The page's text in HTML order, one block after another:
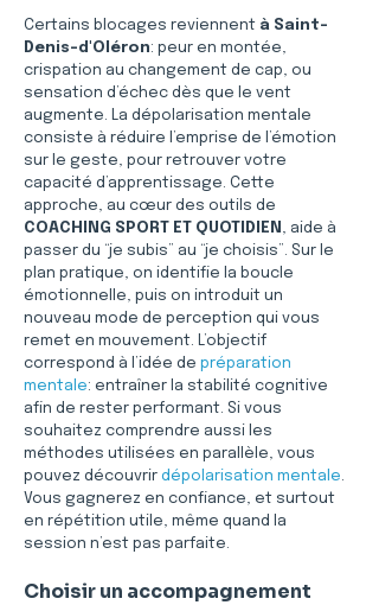
Certains blocages reviennent à Saint-
Denis-d'Oléron: peur en montée,
crispation au changement de cap, ou
sensation d’échec dès que le vent
augmente. La dépolarisation mentale
consiste à réduire l’emprise de l’émotion
sur le geste, pour retrouver votre
capacité d’apprentissage. Cette
approche, au cœur des outils de
COACHING SPORT ET QUOTIDIEN , aide à
passer du “je subis” au “je choisis”. Sur le
plan pratique, on identifie la boucle
émotionnelle, puis on introduit un
nouveau mode de perception qui vous
remet en mouvement. L’objectif
correspond à l’idée de préparation
mentale: entraîner la stabilité cognitive
afin de rester performant. Si vous
souhaitez comprendre aussi les
méthodes utilisées en parallèle, vous
pouvez découvrir dépolarisation mentale.
Vous gagnerez en confiance, et surtout
en répétition utile, même quand la
session n’est pas parfaite.
Choisir un accompagnement